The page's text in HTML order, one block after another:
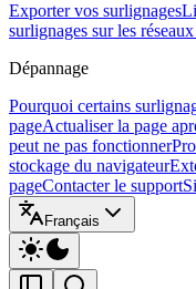
Exporter vos surlignages
surlignages sur les
Dépannage
Pourquoi certains
pageActualiser la page
peut ne pas fonctionner
stockage du navigateur
pageContacter le support
Français